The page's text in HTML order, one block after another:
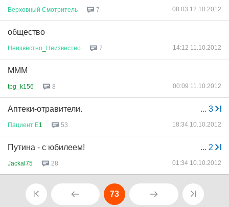
Верховный Смотритель 7 08:03 12.10.2012
общество
Неизвестно Неизвестно 7 14:12 11.10.2012
МММ
tpg_k156 8 00:09 11.10.2012
... 3
Аптеки-отравители.
Пациент Е1 53 18:34 10.10.2012
... 2
Путина - с юбилеем!
Jackal75 28 01:34 10.10.2012
73